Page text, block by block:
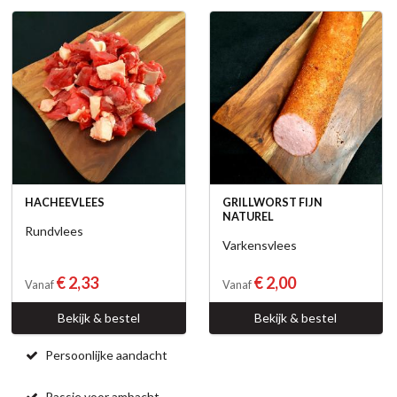
HACHEEVLEES
Rundvlees
Vanaf € 2,33
Bekijk & bestel
GRILLWORST FIJN
NATUREL
Varkensvlees
Vanaf € 2,00
Bekijk & bestel
Persoonlijke aandacht